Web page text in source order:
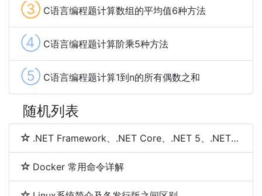
③ C语言编程题计算数组的平均值6种方法
④ C语言编程题计算阶乘5种方法
⑤ C语言编程题计算1到n的所有偶数之和
随机列表
.NET Framework、.NET Core、.NET 5、.NET 6和.NET 7 简介及区别
Docker 常用命令详解